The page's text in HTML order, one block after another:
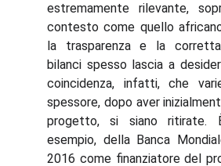
estremamente rilevante,
contesto come quello
la trasparenza e la
bilanci spesso lascia a
coincidenza, infatti, che
spessore, dopo aver
progetto, si siano ritirate.
esempio, della Banca
2016 come finanziatore del